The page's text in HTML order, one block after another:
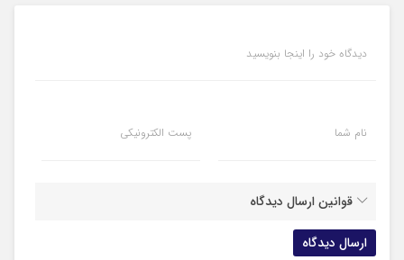
دیدگاه خود را اینجا بنویسید
نام شما پست الکترونیکی
قوانین ارسال دیدگاه